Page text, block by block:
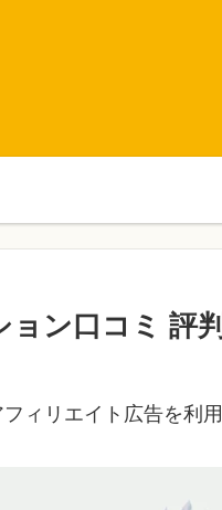
ョン口コミ 評
ィリエイト広告を利用